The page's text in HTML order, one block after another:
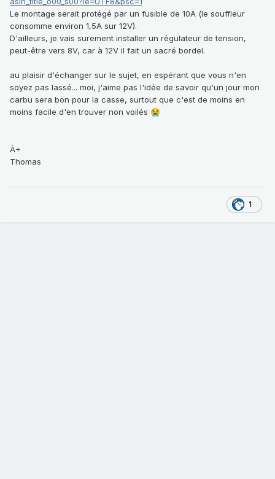
Le montage serait protégé par un fusible de 10A (le souffleur
consomme environ 1,5A sur 12V).
D'ailleurs, je vais surement installer un régulateur de tension,
peut-être vers 8V, car à 12V il fait un sacré bordel.
au plaisir d'échanger sur le sujet, en espérant que vous n'en
soyez pas lassé... moi, j'aime pas l'idée de savoir qu'un jour mon
carbu sera bon pour la casse, surtout que c'est de moins en
moins facile d'en trouver non voilés 😭
À+
Thomas
1